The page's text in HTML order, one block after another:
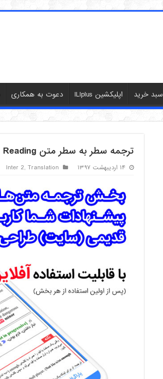
سبد خرید اپلیکشین ILIplus دعوت به همکاری
ترجمه سطر به سطر متن Reading یونیت ۵ اینتر 2 – بخش اول
۱۴ اردیبهشت ۱۳۹۷ Inter 2, Translation